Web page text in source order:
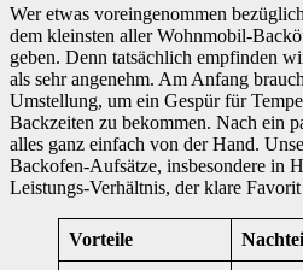
Wer etwas voreingenommen
dem kleinsten aller Wohnmobil-
geben. Denn tatsächlich empfinden
als sehr angenehm. Am Anfang
Umstellung, um ein Gespür für
Backzeiten zu bekommen. Nach ein
alles ganz einfach von der Hand.
Backofen-Aufsätze, insbesondere in
Leistungs-Verhältnis, der klare
Vorteile